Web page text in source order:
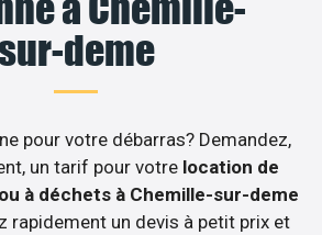
deme
pour votre débarras? Demandez,
un tarif pour votre location de
à déchets à Chemille-sur-deme
rapidement un devis à petit prix et